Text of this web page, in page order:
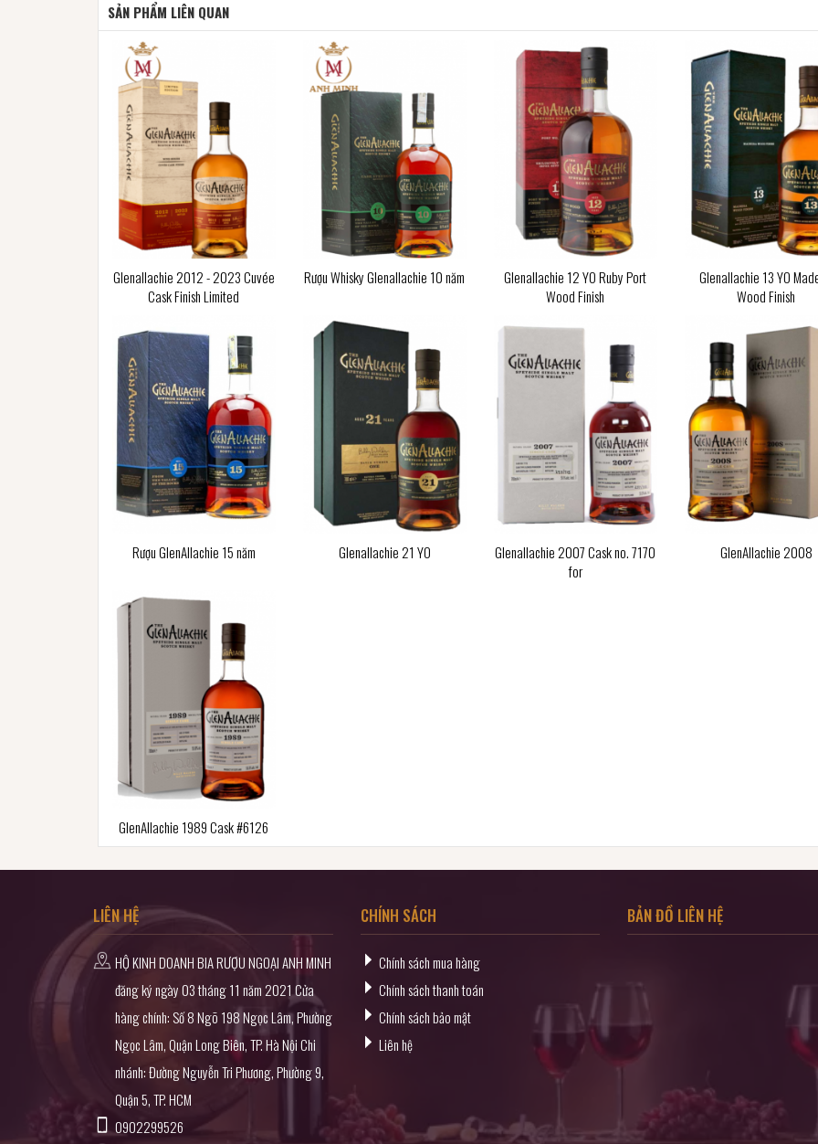
SẢN PHẨM LIÊN QUAN
Glenallachie 2012 - 2023 Cuvée
Cask Finish Limited
Rượu Whisky Glenallachie 10 năm
Glenallachie 12 YO Ruby Port
Wood Finish
Glenallachie 13 YO
Wood Finish
Rượu GlenAllachie 15 năm Glenallachie 21 YO
Glenallachie 2007 Cask no. 7170
for
GlenAllachie 2008
GlenAllachie 1989 Cask #6126
LIÊN HỆ
HỘ KINH DOANH BIA RƯỢU NGOẠI ANH MINH
đăng ký ngày 03 tháng 11 năm 2021 Cửa
hàng chính: Số 8 Ngõ 198 Ngọc Lâm, Phường
Ngọc Lâm, Quận Long Biên, TP. Hà Nội Chi
nhánh: Đường Nguyễn Tri Phương, Phường 9,
Quận 5, TP. HCM
0902299526
CHÍNH SÁCH
Chính sách mua hàng
Chính sách thanh toán
Chính sách bảo mật
Liên hệ
BẢN ĐỒ LIÊN HỆ